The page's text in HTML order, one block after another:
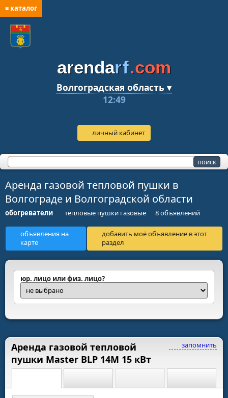
≡ каталог
arendarf.com
Волгоградская область ▾
12:49
личный кабинет
Аренда газовой тепловой пушки в
Волгограде и Волгоградской области
обогреватели тепловые пушки газовые 8 объявлений
объявления на
карте
добавить моё объявление в этот
раздел
юр. лицо или физ. лицо?
запомнить
Аренда газовой тепловой
пушки Master BLP 14M 15 кВт